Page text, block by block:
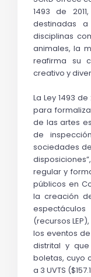
1493 de
destinadas
disciplinas
animales, la
reafirma su
creativo y
La Ley 1493
para
de las artes
de
sociedades
regular y
públicos en
la creación
(recursos
los eventos
distrital y
boletas, cuyo
a 3 UVTS